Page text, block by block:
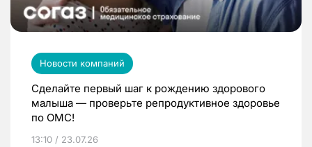
Новости компаний
Сделайте первый шаг к рождению здорового
малыша — проверьте репродуктивное здоровье
по ОМС!
13:10 / 23.07.26